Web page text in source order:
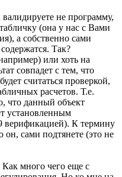
не программу,
(она у нас с Вами
а собственно сами
Так?
или хоть на
совпадет с тем, что
считаться проверкой,
расчетов. Т.е.
что данный объект
установленным
верификацией). К термину
сами подтянете (это не
много чего еще с